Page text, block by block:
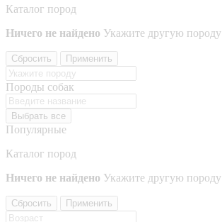
Каталог пород
Ничего не найдено Укажите другую породу
Сбросить Применить
Породы собак
Выбрать все
Популярные
Каталог пород
Ничего не найдено Укажите другую породу
Сбросить Применить